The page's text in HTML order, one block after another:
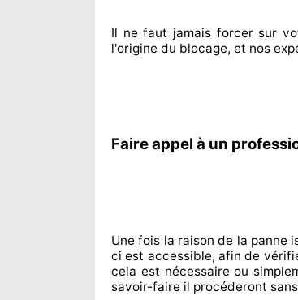
Il ne faut jamais forcer sur
l'origine du blocage, et nos
Faire appel à un
Une fois la raison de la panne
ci est accessible, afin de
cela est nécessaireou
savoir-faire il procéderont